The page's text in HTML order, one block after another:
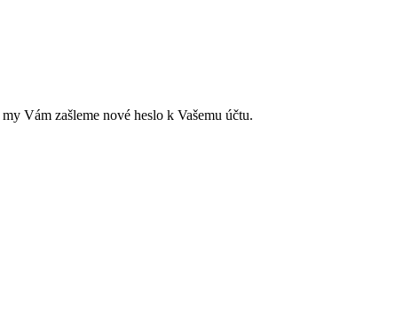
Vám zašleme nové heslo k Vašemu účtu.